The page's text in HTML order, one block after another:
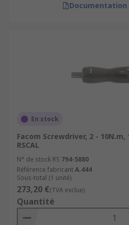
En stock
Facom Screwdriver, 2 -
RSCAL
N° de stock RS 794-5880
Référence fabricantA.444
Sous-total (1 unité)
273,20 €(TVA exclue)
Quantité